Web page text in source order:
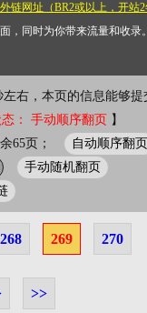
链网址（BR2或以上，开站
，同时为你带来流量和收录
左右，本页的信息能够提
： 手动顺序翻页 】
65页；
自动顺序翻页
手动随机翻页
268 269 270
>>